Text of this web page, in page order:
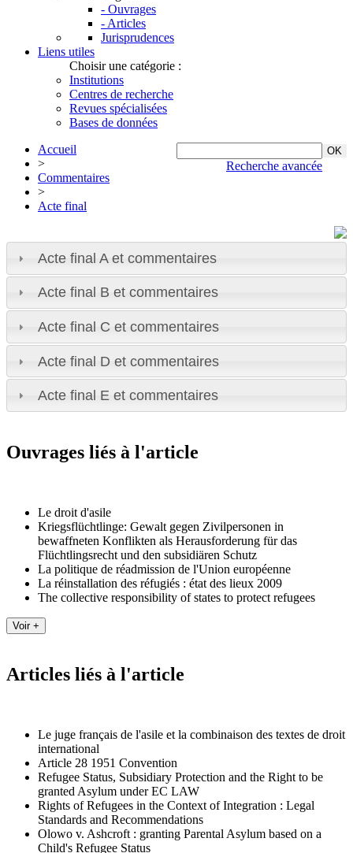
- Ouvrages
- Articles
Jurisprudences
Liens utiles
Choisir une catégorie :
Institutions
Centres de recherche
Revues spécialisées
Bases de données
Recherche avancée
Accueil
>
Commentaires
>
Acte final
Acte final A et commentaires
Acte final B et commentaires
Acte final C et commentaires
Acte final D et commentaires
Acte final E et commentaires
Ouvrages liés à l'article
Le droit d'asile
Kriegsflüchtlinge: Gewalt gegen Zivilpersonen in
bewaffneten Konflikten als Herausforderung für das
Flüchtlingsrecht und den subsidiären Schutz
La politique de réadmission de l'Union européenne
La réinstallation des réfugiés : état des lieux 2009
The collective responsibility of states to protect refugees
Articles liés à l'article
Le juge français de l'asile et la combinaison des textes de droit
international
Article 28 1951 Convention
Refugee Status, Subsidiary Protection and the Right to be
granted Asylum under EC LAW
Rights of Refugees in the Context of Integration : Legal
Standards and Recommendations
Olowo v. Ashcroft : granting Parental Asylum based on a
Child's Refugee Status